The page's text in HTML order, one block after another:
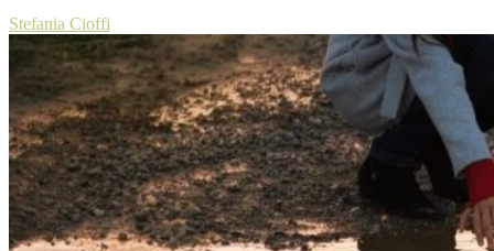
Stefania Cioffi